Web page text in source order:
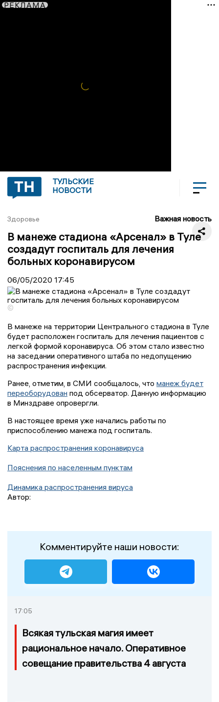
РЕКЛАМА
ТУЛЬСКИЕ
НОВОСТИ
Здоровье Важная новость
В манеже стадиона «Арсенал» в Туле
создадут госпиталь для лечения
больных коронавирусом
06/05/2020 17:45
©
В манеже на территории Центрального стадиона в Туле
будет расположен госпиталь для лечения пациентов с
легкой формой коронавируса. Об этом стало известно
на заседании оперативного штаба по недопущению
распространения инфекции.
Ранее, отметим, в СМИ сообщалось, что манеж будет
переоборудован под обсерватор. Данную информацию
в Минздраве опровергли.
В настоящее время уже начались работы по
приспособлению манежа под госпиталь.
Карта распространения коронавируса
Пояснения по населенным пунктам
Динамика распространения вируса
Автор:
Комментируйте наши новости:
17:05
Всякая тульская магия имеет
рациональное начало. Оперативное
совещание правительства 4 августа